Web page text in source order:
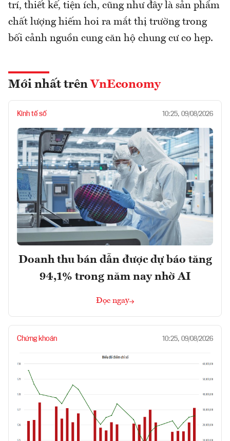
trí, thiết kế, tiện ích, cũng như đây là sản phẩm
chất lượng hiếm hoi ra mắt thị trường trong
bối cảnh nguồn cung căn hộ chung cư co hẹp.
Mới nhất trên VnEconomy
Kinh tế số 10:25, 09/08/2026
Doanh thu bán dẫn được dự báo tăng
94,1% trong năm nay nhờ AI
Đọc ngay
Chứng khoán 10:25, 09/08/2026